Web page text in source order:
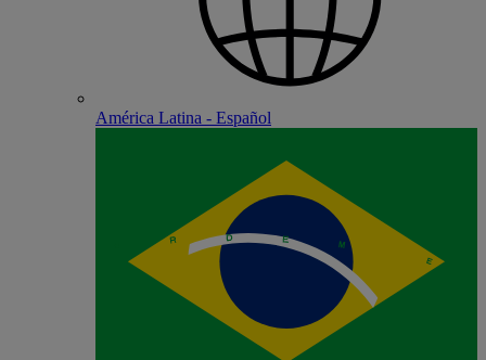
América Latina - Español